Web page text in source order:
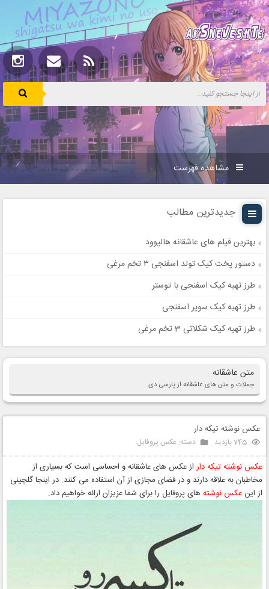
مشاهده فهرست
جدیدترین مطالب
بهترین فیلم های عاشقانه هالیوود
دستور پخت کیک تولد اسفنجی ۳ تخم مرغی
طرز تهیه کیک اسفنجی با توستر
طرز تهیه کیک سوپر اسفنجی
طرز تهیه کیک شکلاتی 3 تخم مرغی
متن عاشقانه
جملات و متن های عاشقانه از پارسی دی
عکس نوشته تیکه دار
745 بازدید دسته: عکس پروفایل
عکس نوشته تیکه دار از عکس های عاشقانه و احساسی است که بسیاری از
مخاطبان به علاقه دارند و در فضای مجازی از آن استفاده می کنند. در اینجا گلچینی
از این عکس نوشته های پروفایل را برای شما عزیزان ارائه خواهیم داد.